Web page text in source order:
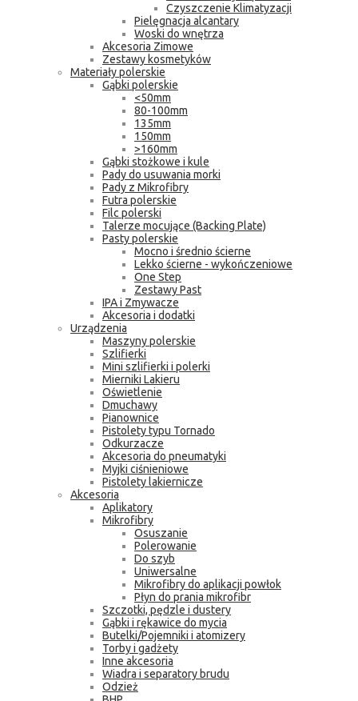
Czyszczenie Klimatyzacji
Pielęgnacja alcantary
Woski do wnętrza
Akcesoria Zimowe
Zestawy kosmetyków
Materiały polerskie
Gąbki polerskie
<50mm
80-100mm
135mm
150mm
>160mm
Gąbki stożkowe i kule
Pady do usuwania morki
Pady z Mikrofibry
Futra polerskie
Filc polerski
Talerze mocujące (Backing Plate)
Pasty polerskie
Mocno i średnio ścierne
Lekko ścierne - wykończeniowe
One Step
Zestawy Past
IPA i Zmywacze
Akcesoria i dodatki
Urządzenia
Maszyny polerskie
Szlifierki
Mini szlifierki i polerki
Mierniki Lakieru
Oświetlenie
Dmuchawy
Pianownice
Pistolety typu Tornado
Odkurzacze
Akcesoria do pneumatyki
Myjki ciśnieniowe
Pistolety lakiernicze
Akcesoria
Aplikatory
Mikrofibry
Osuszanie
Polerowanie
Do szyb
Uniwersalne
Mikrofibry do aplikacji powłok
Płyn do prania mikrofibr
Szczotki, pędzle i dustery
Gąbki i rękawice do mycia
Butelki/Pojemniki i atomizery
Torby i gadżety
Inne akcesoria
Wiadra i separatory brudu
Odzież